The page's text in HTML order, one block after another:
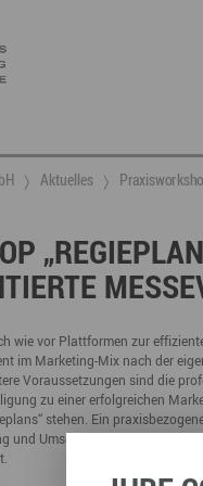
integrieren
finden
binden
Investition
(GDZ)
Aktuelles
wie vor Plattformen zur
im Marketing-Mix nach der
Voraussetzungen sind die
zu einer erfolgreichen
stehen. Ein
und Umsetzung.